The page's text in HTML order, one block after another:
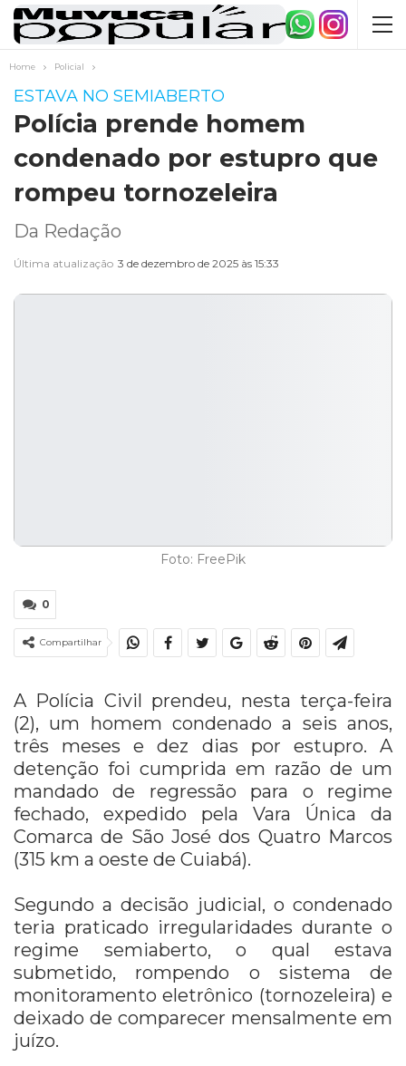
Home Policial
ESTAVA NO SEMIABERTO
Polícia prende homem
condenado por estupro que
rompeu tornozeleira
Da Redação
Última atualização 3 de dezembro de 2025 às 15:33
Foto: FreePik
0
Compartilhar
A Polícia Civil prendeu, nesta terça-feira
(2), um homem condenado a seis anos,
três meses e dez dias por estupro. A
detenção foi cumprida em razão de um
mandado de regressão para o regime
fechado, expedido pela Vara Única da
Comarca de São José dos Quatro Marcos
(315 km a oeste de Cuiabá).
Segundo a decisão judicial, o condenado
teria praticado irregularidades durante o
regime semiaberto, o qual estava
submetido, rompendo o sistema de
monitoramento eletrônico (tornozeleira) e
deixado de comparecer mensalmente em
juízo.